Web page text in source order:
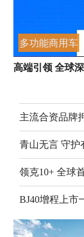
多功能商用车
高端引领 全球
主流合资品牌